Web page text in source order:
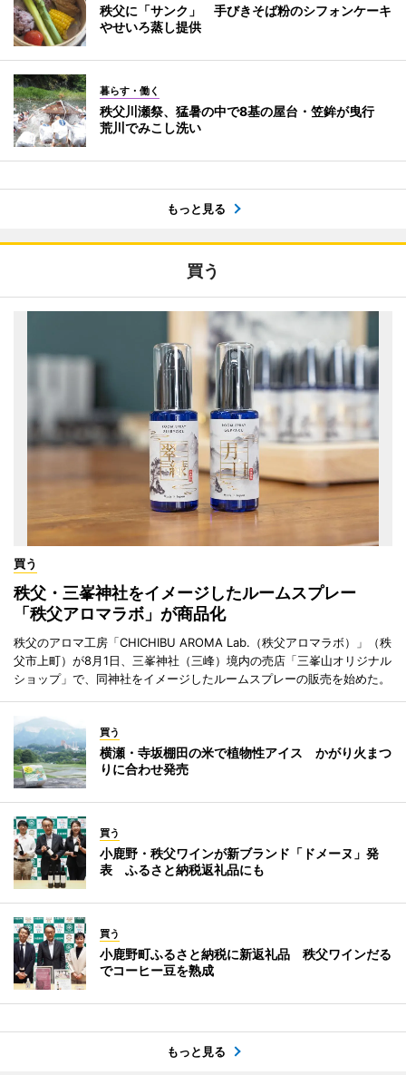
秩父に「サンク」 手びきそば粉のシフォンケーキ
やせいろ蒸し提供
暮らす・働く
秩父川瀬祭、猛暑の中で8基の屋台・笠鉾が曳行
荒川でみこし洗い
もっと見る
買う
買う
秩父・三峯神社をイメージしたルームスプレー
「秩父アロマラボ」が商品化
秩父のアロマ工房「CHICHIBU AROMA Lab.（秩父アロマラボ）」（秩
父市上町）が8月1日、三峯神社（三峰）境内の売店「三峯山オリジナル
ショップ」で、同神社をイメージしたルームスプレーの販売を始めた。
買う
横瀬・寺坂棚田の米で植物性アイス かがり火まつ
りに合わせ発売
買う
小鹿野・秩父ワインが新ブランド「ドメーヌ」発
表 ふるさと納税返礼品にも
買う
小鹿野町ふるさと納税に新返礼品 秩父ワインだる
でコーヒー豆を熟成
もっと見る